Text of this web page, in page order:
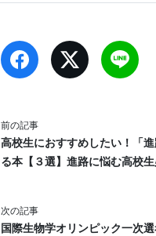
前の記事
高校生におすすめしたい！「
る本【３選】進路に悩む高校
次の記事
国際生物学オリンピック一次